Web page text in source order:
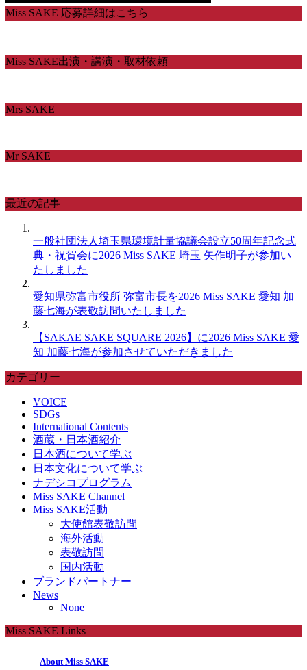
Miss SAKE 応募詳細はこちら
Miss SAKE出演・講演・取材依頼
Mrs SAKE
Mr SAKE
最近の記事
一般社団法人埼玉県環境計量協議会設立50周年記念式
典・祝賀会に2026 Miss SAKE 埼玉 矢作明子が参加い
たしました
愛知県弥富市役所 弥富市長を2026 Miss SAKE 愛知 加
藤七海が表敬訪問いたしました
【SAKAE SAKE SQUARE 2026】に2026 Miss SAKE 愛
知 加藤七海が参加させていただきました
カテゴリー
VOICE
SDGs
International Contents
酒蔵・日本酒紹介
日本酒について学ぶ
日本文化について学ぶ
ナデシコプログラム
Miss SAKE Channel
Miss SAKE活動
大使館表敬訪問
海外活動
表敬訪問
国内活動
ブランドパートナー
News
None
Miss SAKE Links
About Miss SAKE